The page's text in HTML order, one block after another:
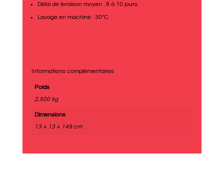
Délai de livraison moyen : 8 à 10 jours.
Lavage en machine : 30°C.
Informations complémentaires
Poids
2,500 kg
Dimensions
13 × 13 × 149 cm